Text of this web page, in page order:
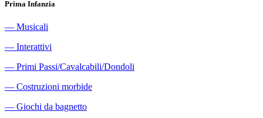
Prima Infanzia
― Musicali
― Interattivi
― Primi Passi/Cavalcabili/Dondoli
― Costruzioni morbide
― Giochi da bagnetto